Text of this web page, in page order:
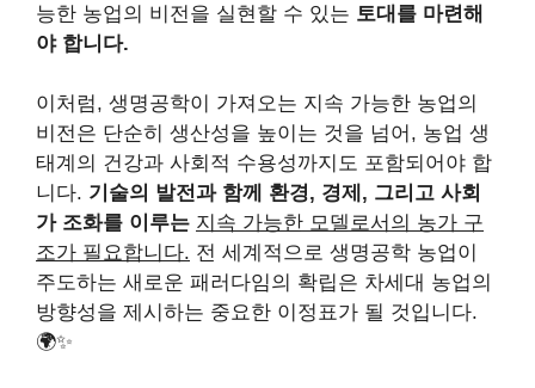
능한 농업의 비전을 실현할 수 있는 토대를 마련해
야 합니다.
이처럼, 생명공학이 가져오는 지속 가능한 농업의
비전은 단순히 생산성을 높이는 것을 넘어, 농업 생
태계의 건강과 사회적 수용성까지도 포함되어야 합
니다. 기술의 발전과 함께 환경, 경제, 그리고 사회
가 조화를 이루는 지속 가능한 모델로서의 농가 구
조가 필요합니다. 전 세계적으로 생명공학 농업이
주도하는 새로운 패러다임의 확립은 차세대 농업의
방향성을 제시하는 중요한 이정표가 될 것입니다.
🌍✨